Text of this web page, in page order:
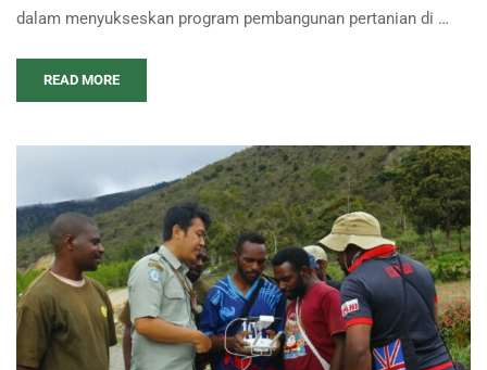
dalam menyukseskan program pembangunan pertanian di …
READ MORE